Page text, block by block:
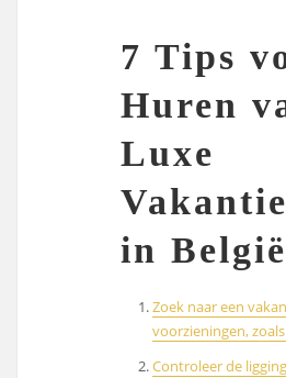
7 Tips
Huren
Luxe
in België
Zoek naar een
voorzieningen,
Controleer de